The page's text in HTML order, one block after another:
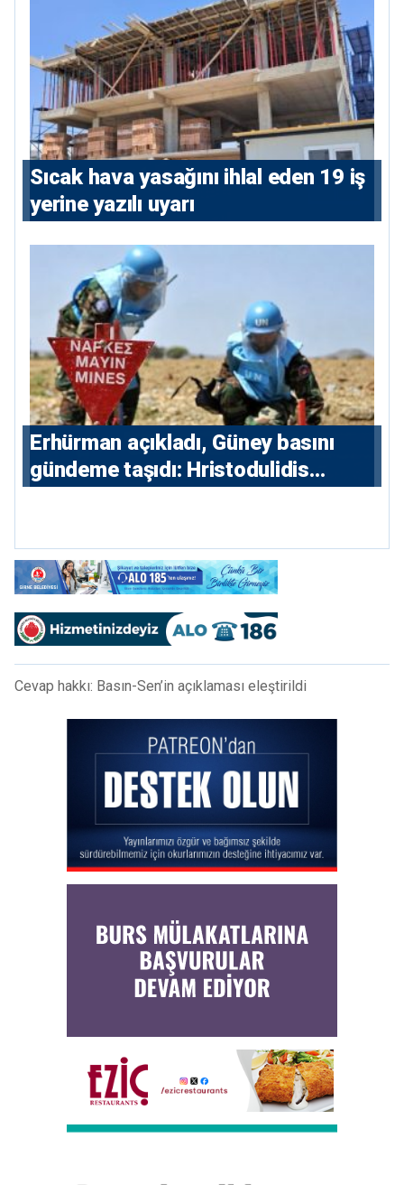
Sıcak hava yasağını ihlal eden 19 iş
yerine yazılı uyarı
Erhürman açıkladı, Güney basını
gündeme taşıdı: Hristodulidis
Cevap hakkı: Basın-Sen’in açıklaması eleştirildi